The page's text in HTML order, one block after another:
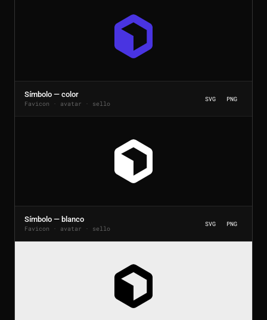
Símbolo — color
Favicon · avatar · sello
SVG PNG
Símbolo — blanco
Favicon · avatar · sello
SVG PNG